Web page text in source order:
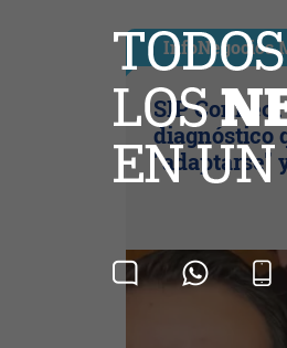
InfoNegocios
SIP
diagnóstico
"adaptarse"